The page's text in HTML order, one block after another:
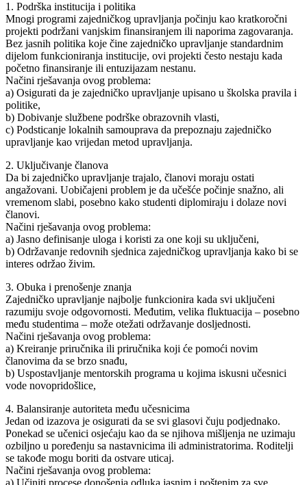
1. Podrška institucija i politika
Mnogi programi zajedničkog upravljanja počinju kao kratkoročni
projekti podržani vanjskim finansiranjem ili naporima zagovaranja.
Bez jasnih politika koje čine zajedničko upravljanje standardnim
dijelom funkcioniranja institucije, ovi projekti često nestaju kada
početno finansiranje ili entuzijazam nestanu.
Načini rješavanja ovog problema:
a) Osigurati da je zajedničko upravljanje upisano u školska pravila i
politike,
b) Dobivanje službene podrške obrazovnih vlasti,
c) Podsticanje lokalnih samouprava da prepoznaju zajedničko
upravljanje kao vrijedan metod upravljanja.
2. Uključivanje članova
Da bi zajedničko upravljanje trajalo, članovi moraju ostati
angažovani. Uobičajeni problem je da učešće počinje snažno, ali
vremenom slabi, posebno kako studenti diplomiraju i dolaze novi
članovi.
Načini rješavanja ovog problema:
a) Jasno definisanje uloga i koristi za one koji su uključeni,
b) Održavanje redovnih sjednica zajedničkog upravljanja kako bi se
interes održao živim.
3. Obuka i prenošenje znanja
Zajedničko upravljanje najbolje funkcionira kada svi uključeni
razumiju svoje odgovornosti. Međutim, velika fluktuacija – posebno
među studentima – može otežati održavanje dosljednosti.
Načini rješavanja ovog problema:
a) Kreiranje priručnika ili priručnika koji će pomoći novim
članovima da se brzo snađu,
b) Uspostavljanje mentorskih programa u kojima iskusni učesnici
vode novopridošlice,
4. Balansiranje autoriteta među učesnicima
Jedan od izazova je osigurati da se svi glasovi čuju podjednako.
Ponekad se učenici osjećaju kao da se njihova mišljenja ne uzimaju
ozbiljno u poređenju sa nastavnicima ili administratorima. Roditelji
se takođe mogu boriti da ostvare uticaj.
Načini rješavanja ovog problema: